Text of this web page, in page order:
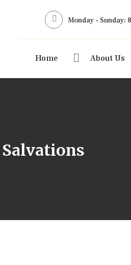
Monday - Sunday:
Home About Us
Salvations